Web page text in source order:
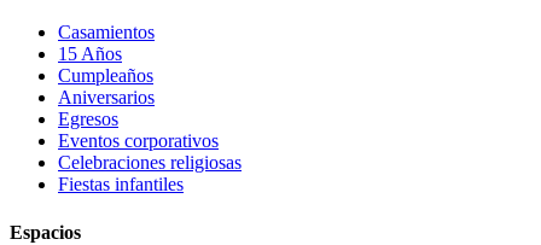
Casamientos
15 Años
Cumpleaños
Aniversarios
Egresos
Eventos corporativos
Celebraciones religiosas
Fiestas infantiles
Espacios